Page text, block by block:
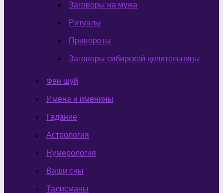
Заговоры на мужа
Ритуалы
Привороты
Заговоры сибирской целительницы
Фен шуй
Имена и именины
Гадание
Астрология
Нумерология
Ваши сны
Талисманы